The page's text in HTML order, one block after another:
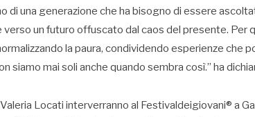
di una generazione che ha bisogno di essere
verso un futuro offuscato dal caos del presente. Per
la paura, condividendo esperienze che
siamo mai soli anche quando sembra così.” ha
Locati interverranno al Festivaldeigiovani® a